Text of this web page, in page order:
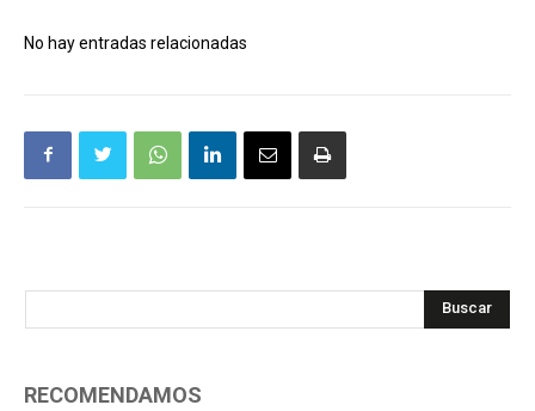
No hay entradas relacionadas
Buscar
RECOMENDAMOS